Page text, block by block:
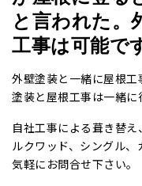
と言われた。
工事は可能で
外壁塗装と一緒に屋根
塗装と屋根工事は一緒に
自社工事による葺き替
ルクワッド、シングル
気軽にお問合せ下さい。